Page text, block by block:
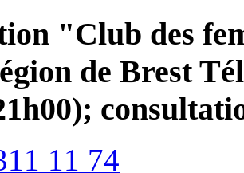
"Club des
de Brest
11 74